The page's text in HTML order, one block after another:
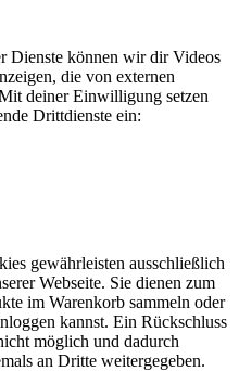
Dienste können wir dir Videos
die von externen
deiner Einwilligung setzen
Drittdienste ein:
gewährleisten ausschließlich
Webseite. Sie dienen zum
im Warenkorb sammeln oder
kannst. Ein Rückschluss
möglich und dadurch
an Dritte weitergegeben.